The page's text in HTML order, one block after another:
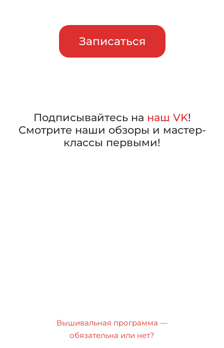
Записаться
Подписывайтесь на наш VK!
Смотрите наши обзоры и мастер-
классы первыми!
Вышивальная программа —
обязательна или нет?